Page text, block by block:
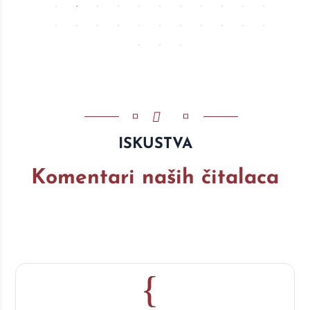
ISKUSTVA
Komentari naših čitalaca